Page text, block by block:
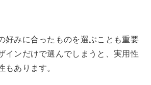
好みに合ったものを選ぶことも重要
インだけで選んでしまうと、実用性
もあります。